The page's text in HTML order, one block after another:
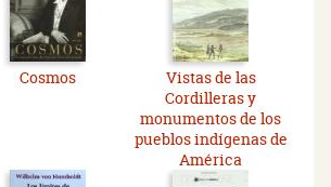
Cosmos
Vistas de las
Cordilleras y
monumentos de los
pueblos indígenas de
América